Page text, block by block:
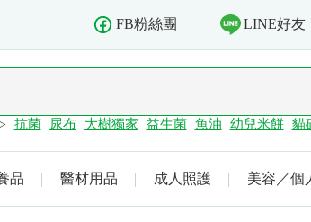
FB粉絲團 LINE好友
抗菌 尿布 大樹獨家 益生菌 魚油 幼兒米餅 貓
品 醫材用品 成人照護 美容／個